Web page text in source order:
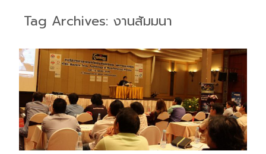
Tag Archives: งานสัมมนา